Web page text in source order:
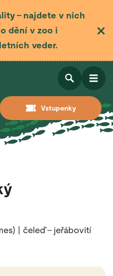
– najdete v nich
dění v zoo i
veder.
Vstupenky
Otevřít
Otevřít
| čeleď – jeřábovití